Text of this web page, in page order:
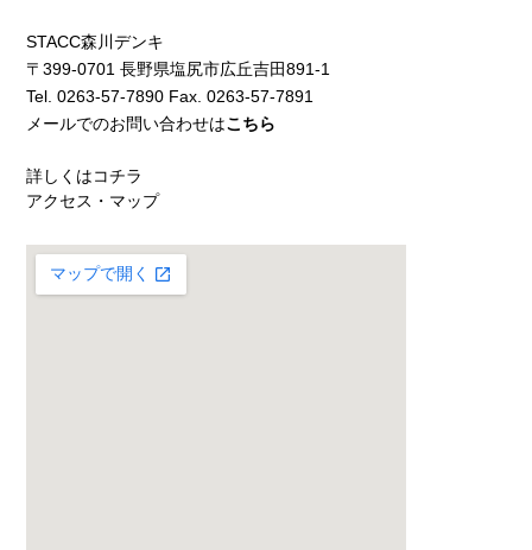
STACC森川デンキ
〒399-0701 長野県塩尻市広丘吉田891-1
Tel. 0263-57-7890 Fax. 0263-57-7891
メールでのお問い合わせはこちら
詳しくはコチラ
アクセス・マップ